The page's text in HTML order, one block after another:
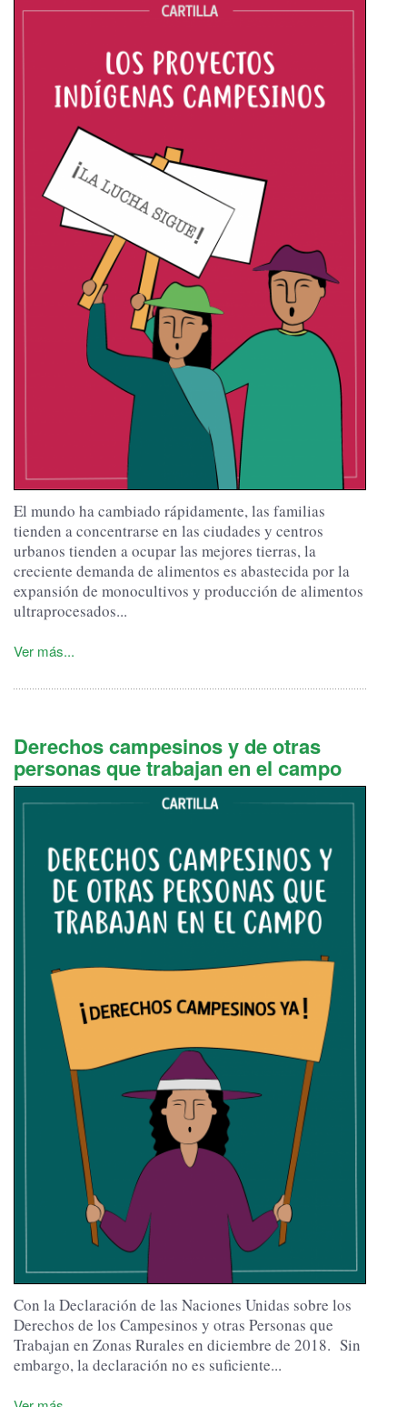
El mundo ha cambiado rápidamente, las familias
tienden a concentrarse en las ciudades y centros
urbanos tienden a ocupar las mejores tierras, la
creciente demanda de alimentos es abastecida por la
expansión de monocultivos y producción de alimentos
ultraprocesados...
Ver más...
Derechos campesinos y de otras
personas que trabajan en el campo
Con la Declaración de las Naciones Unidas sobre los
Derechos de los Campesinos y otras Personas que
Trabajan en Zonas Rurales en diciembre de 2018. Sin
embargo, la declaración no es suficiente...